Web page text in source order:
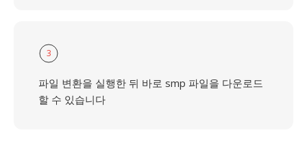
3
파일 변환을 실행한 뒤 바로 smp 파일을 다운로드
할 수 있습니다